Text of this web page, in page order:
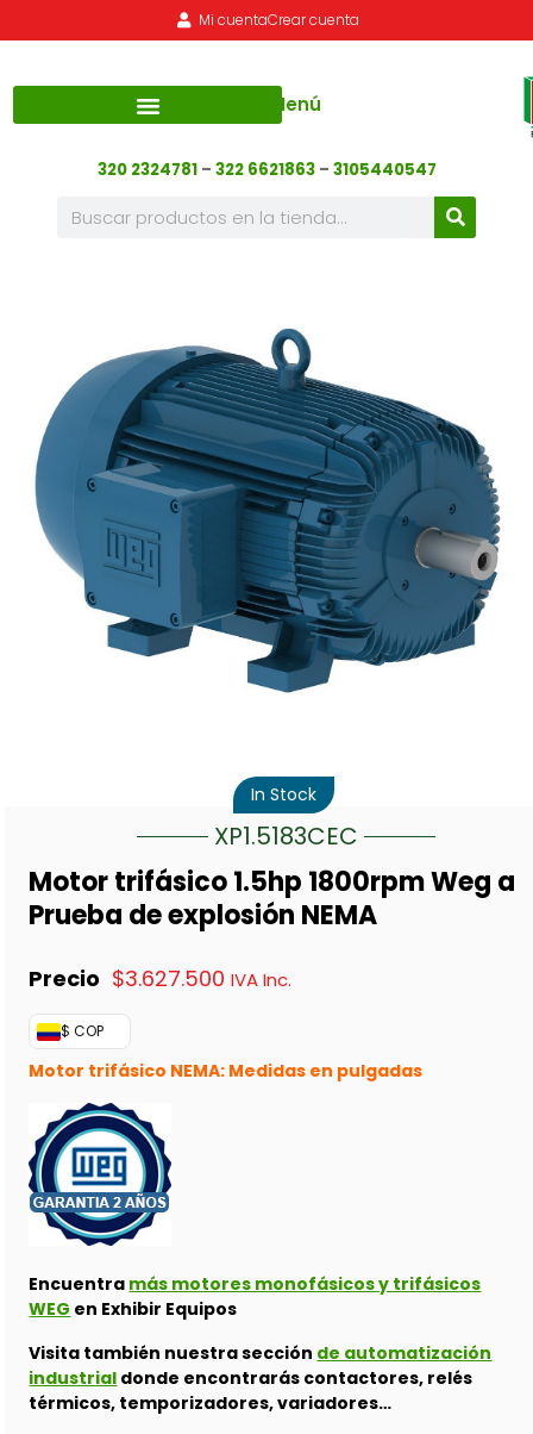
Mi cuentaCrear cuenta
Menú
320 2324781– 322 6621863 – 3105440547
Motor trifásico 1.5hp 1800rpm Weg a
Prueba de explosión NEMA
$3.627.500 IVA Inc.
$ COP
Motor trifásico NEMA: Medidas en pulgadas
Encuentra más motores monofásicos y trifásicos
WEG en Exhibir Equipos
Visita también nuestra sección de automatización
industrial donde encontrarás contactores, relés
térmicos, temporizadores, variadores…
In Stock
XP1.5183CEC